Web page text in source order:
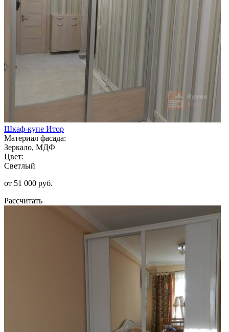
Шкаф-купе Итор
Материал фасада:
Зеркало, МДФ
Цвет:
Светлый
от 51 000 руб.
Рассчитать